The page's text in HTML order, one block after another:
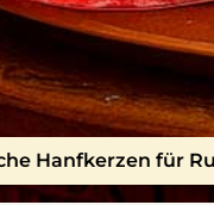
Hanfkerzen für